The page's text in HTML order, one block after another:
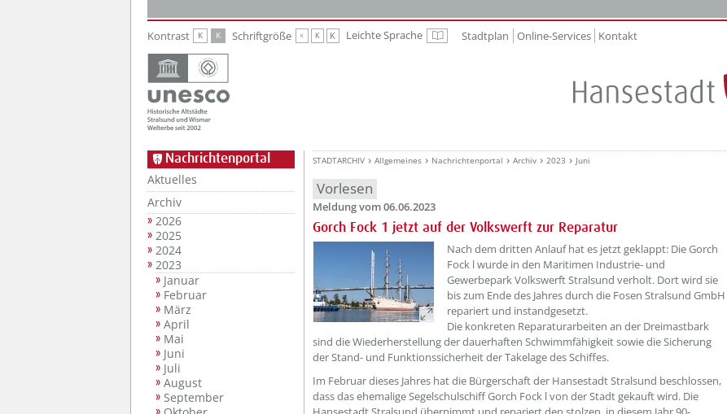
Kontrast K K Schriftgröße K K K Leichte Sprache Leichte Sprache
Stadtplan Online-Services Kontakt
Nachrichtenportal
Aktuelles
Archiv
2026
2025
2024
2023
Januar
Februar
März
April
Mai
Juni
Juli
August
September
STADTARCHIV Allgemeines Nachrichtenportal Archiv 2023 Juni
Vorlesen
Meldung vom 06.06.2023
Gorch Fock 1 jetzt auf der Volkswerft zur Reparatur
??? absaetzeOben[1]/titel ???
Nach dem dritten Anlauf hat es jetzt geklappt: Die Gorch
Fock l wurde in den Maritimen Industrie- und
Gewerbepark Volkswerft Stralsund verholt. Dort wird sie
bis zum Ende des Jahres durch die Fosen Stralsund GmbH
repariert und instandgesetzt.
Die konkreten Reparaturarbeiten an der Dreimastbark
sind die Wiederherstellung der dauerhaften Schwimmfähigkeit sowie die Sicherung
der Stand- und Funktionssicherheit der Takelage des Schiffes.
Im Februar dieses Jahres hat die Bürgerschaft der Hansestadt Stralsund beschlossen,
dass das ehemalige Segelschulschiff Gorch Fock l von der Stadt gekauft wird. Die